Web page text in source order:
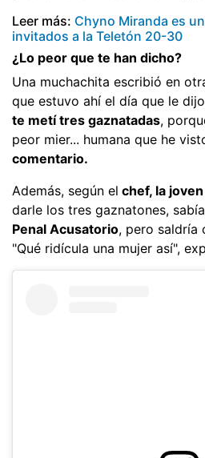
Leer más: Chyno Miranda es
invitados a la Teletón 20-30
¿Lo peor que te han dicho?
Una muchachita escribió en
que estuvo ahí el día que le dijo
te metí tres gaznatadas,
peor mier... humana que he
comentario.
Además, según el chef, la joven
darle los tres gaznatones,
Penal Acusatorio, pero saldría
"Qué ridícula una mujer así",